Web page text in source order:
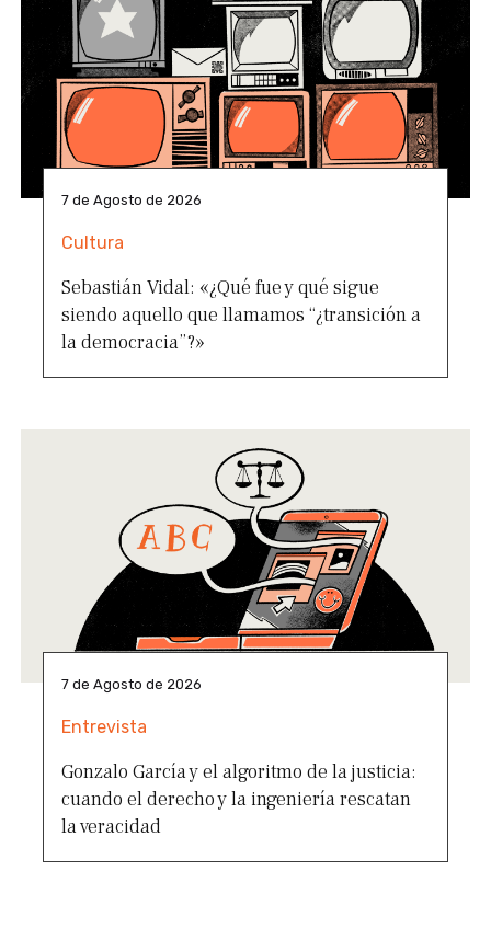
7 de Agosto de 2026
Cultura
Sebastián Vidal: «¿Qué fue y qué sigue
siendo aquello que llamamos “¿transición a
la democracia”?»
7 de Agosto de 2026
Entrevista
Gonzalo García y el algoritmo de la justicia:
cuando el derecho y la ingeniería rescatan
la veracidad